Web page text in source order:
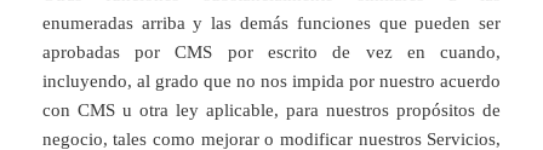
enumeradas arriba y las demás funciones que pueden ser
aprobadas por CMS por escrito de vez en cuando,
incluyendo, al grado que no nos impida por nuestro acuerdo
con CMS u otra ley aplicable, para nuestros propósitos de
negocio, tales como mejorar o modificar nuestros Servicios,